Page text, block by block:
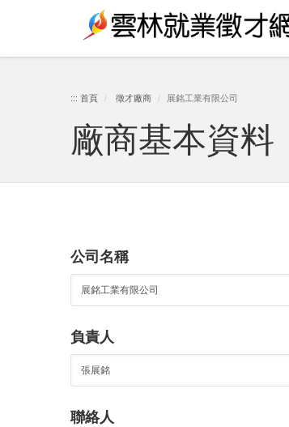
::: 首頁 徵才廠商 展銘工業有限公司
廠商基本資料
公司名稱
負責人
聯絡人